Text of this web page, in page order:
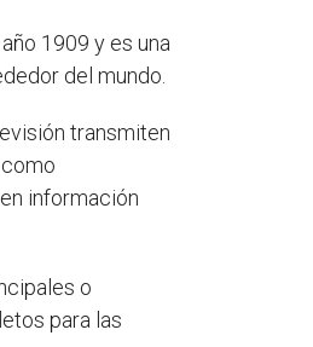
1909 y es una
del mundo.
transmiten
información
o
para las